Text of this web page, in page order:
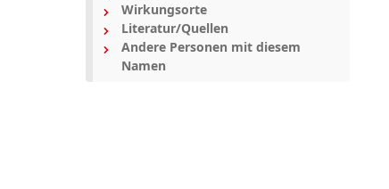
Wirkungsorte
Literatur/Quellen
Andere Personen mit diesem
Namen